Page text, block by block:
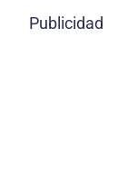
Publicidad